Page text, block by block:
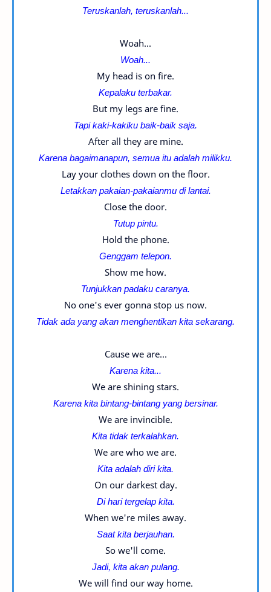
Teruskanlah, teruskanlah...
Woah...
Woah...
My head is on fire.
Kepalaku terbakar.
But my legs are fine.
Tapi kaki-kakiku baik-baik saja.
After all they are mine.
Karena bagaimanapun, semua itu adalah milikku.
Lay your clothes down on the floor.
Letakkan pakaian-pakaianmu di lantai.
Close the door.
Tutup pintu.
Hold the phone.
Genggam telepon.
Show me how.
Tunjukkan padaku caranya.
No one's ever gonna stop us now.
Tidak ada yang akan menghentikan kita sekarang.
Cause we are...
Karena kita...
We are shining stars.
Karena kita bintang-bintang yang bersinar.
We are invincible.
Kita tidak terkalahkan.
We are who we are.
Kita adalah diri kita.
On our darkest day.
Di hari tergelap kita.
When we're miles away.
Saat kita berjauhan.
So we'll come.
Jadi, kita akan pulang.
We will find our way home.